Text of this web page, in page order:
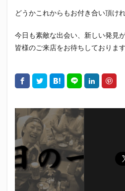
どうかこれからもお付き合い頂け
今日も素敵な出会い、新しい発見
皆様のご来店をお待ちしております
静岡のお酒とおでんを愛でる会
静岡万調ラーメン
静岡新聞
静岡麦酒
駒越食品
鹿
検索